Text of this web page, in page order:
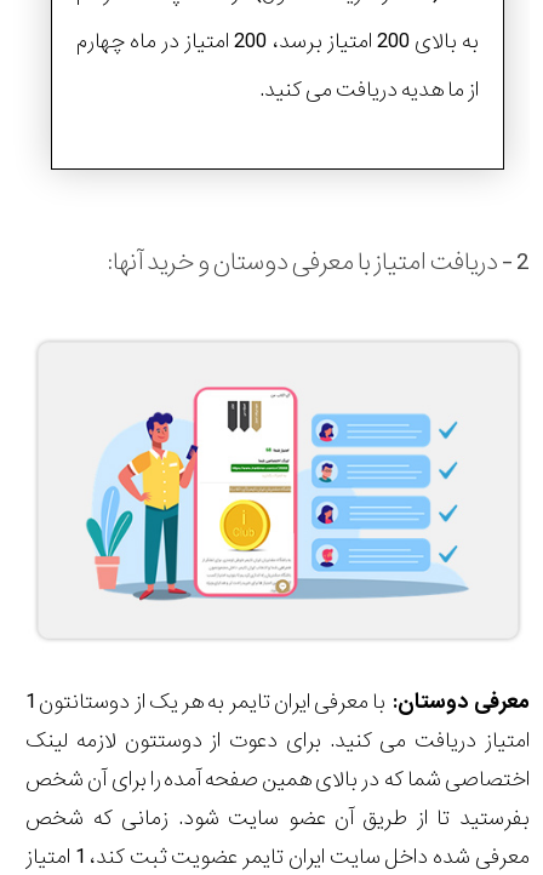
به بالای 200 امتیاز برسد، 200 امتیاز در ماه چهارم
از ما هدیه دریافت می کنید.
2 - دریافت امتیاز با معرفی دوستان و خرید آنها:
معرفی دوستان:
با معرفی ایران تایمر به هر یک از دوستانتون 1
امتیاز دریافت می کنید. برای دعوت از دوستتون لازمه لینک
اختصاصی شما که در بالای همین صفحه آمده را برای آن شخص
بفرستید تا از طریق آن عضو سایت شود. زمانی که شخص
معرفی شده داخل سایت ایران تایمر عضویت ثبت کند، 1 امتیاز